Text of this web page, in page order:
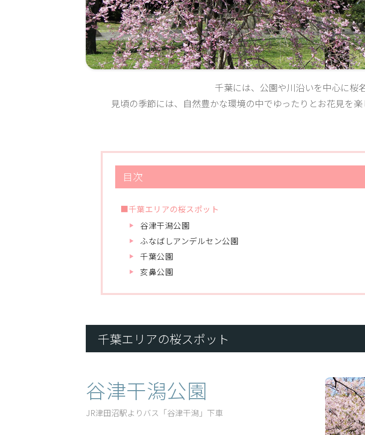
千葉には、公園や川沿いを中心に桜
見頃の季節には、自然豊かな環境の中でゆったりとお花見を
目次
■千葉エリアの桜スポット
谷津干潟公園
ふなばしアンデルセン公園
千葉公園
亥鼻公園
千葉エリアの桜スポット
谷津干潟公園
JR津田沼駅よりバス「谷津干潟」下車